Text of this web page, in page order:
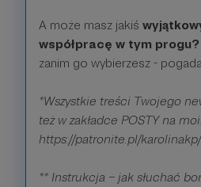
A może masz jakiś
współpracę w tym progu?
zanim go wybierzesz -
*Wszystkie treści Twojego
też w zakładce POSTY na
https://patronite.pl/
** Instrukcja – jak słuchać